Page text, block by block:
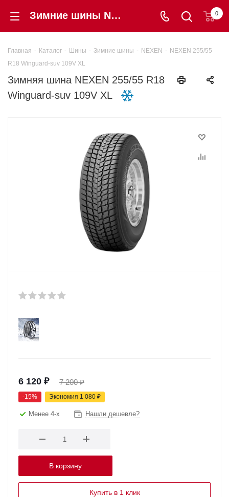
Зимние шины NEXEN 255/55 R18 Winguard-suv 109V XL купить в интернет-магазине Шинторг 0
Главная - Каталог - Шины - Зимние шины - NEXEN - NEXEN 255/55
R18 Winguard-suv 109V XL
Зимняя шина NEXEN 255/55 R18
Winguard-suv 109V XL
6 120 ₽ 7 200₽
-15% Экономия 1 080 ₽
Менее 4-х Нашли дешевле?
В корзину
Купить в 1 клик